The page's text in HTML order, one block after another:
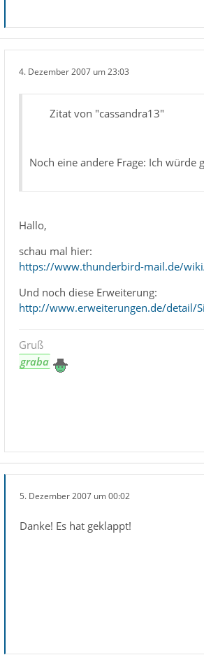
4. Dezember 2007 um 23:03
Zitat von "cassandra13"
Noch eine andere Frage: Ich
Hallo,
schau mal hier:
https://www.thunderbird-mail.de/
Und noch diese Erweiterung:
http://www.erweiterungen.de/detail/
Gruß
graba
5. Dezember 2007 um 00:02
Danke! Es hat geklappt!